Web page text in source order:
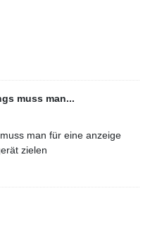
muss man...
man für eine anzeige
zielen